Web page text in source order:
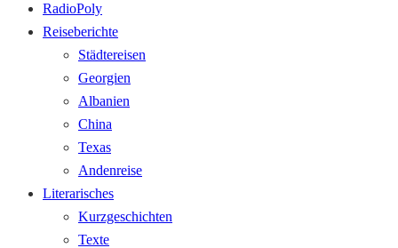
RadioPoly
Reiseberichte
Städtereisen
Georgien
Albanien
China
Texas
Andenreise
Literarisches
Kurzgeschichten
Texte